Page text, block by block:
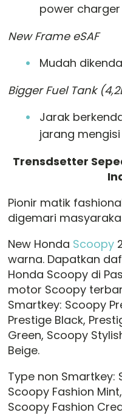
power charger
New Frame eSAF
Mudah
Bigger Fuel Tank
Jarak
jarang
Trensdsetter
Pionir matik
digemari
New Honda Scoopy
warna. Dapatkan
Honda Scoopy di
motor Scoopy
Smartkey: Scoopy
Prestige Black,
Green, Scoopy
Beige.
Type non Smartkey:
Scoopy Fashion
Scoopy Fashion